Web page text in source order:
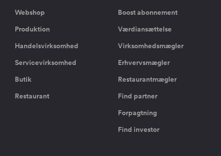
Webshop
Produktion
Handelsvirksomhed
Servicevirksomhed
Butik
Restaurant
Boost abonnement
Værdiansættelse
Virksomhedsmægler
Erhvervsmægler
Restaurantmægler
Find partner
Forpagtning
Find investor